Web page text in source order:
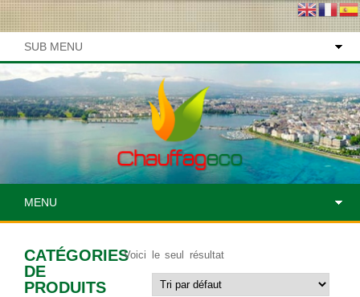
SUB MENU
MENU
CATÉGORIES
DE
PRODUITS
Voici le seul résultat